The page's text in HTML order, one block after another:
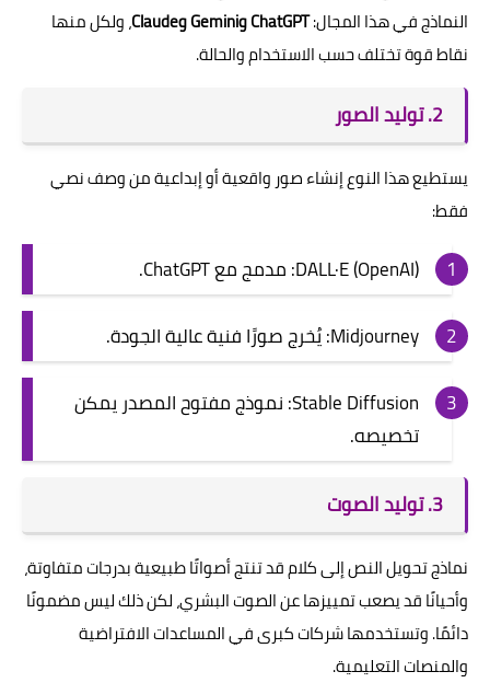
النماذج في هذا المجال:ChatGPT وGemini وClaude
، ولكل منها
نقاط قوة تختلف حسب الاستخدام والحالة.
2. توليد الصور
يستطيع هذا النوع إنشاء صور واقعية أو إبداعية من وصف نصي
فقط:
DALL·E (OpenAI): مدمج مع ChatGPT.
Midjourney: يُخرج صورًا فنية عالية الجودة.
Stable Diffusion: نموذج مفتوح المصدر يمكن
تخصيصه.
3. توليد الصوت
نماذج تحويل النص إلى كلام قد تنتج أصواتًا طبيعية بدرجات متفاوتة،
وأحيانًا قد يصعب تمييزها عن الصوت البشري، لكن ذلك ليس مضمونًا
دائمًا. وتستخدمها شركات كبرى في المساعدات الافتراضية
والمنصات التعليمية.